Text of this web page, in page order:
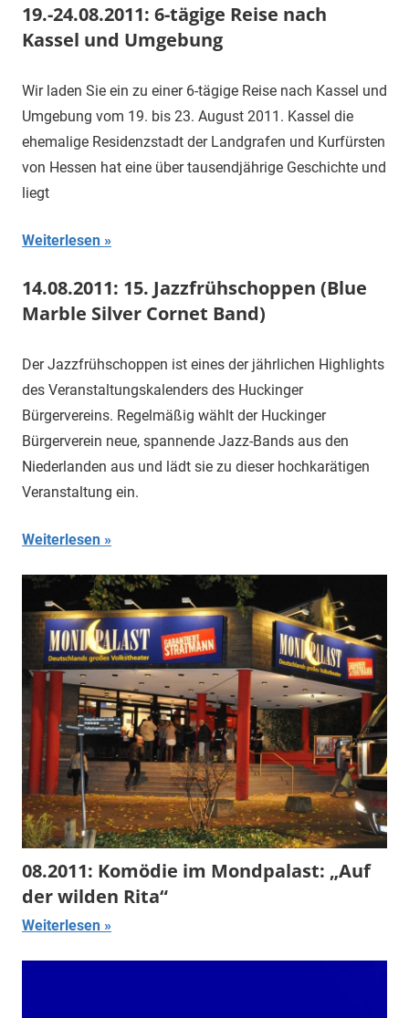
19.-24.08.2011: 6-tägige Reise nach
Kassel und Umgebung
Wir laden Sie ein zu einer 6-tägige Reise nach Kassel und
Umgebung vom 19. bis 23. August 2011. Kassel die
ehemalige Residenzstadt der Landgrafen und Kurfürsten
von Hessen hat eine über tausendjährige Geschichte und
liegt
Weiterlesen
14.08.2011: 15. Jazzfrühschoppen (Blue
Marble Silver Cornet Band)
Der Jazzfrühschoppen ist eines der jährlichen Highlights
des Veranstaltungskalenders des Huckinger
Bürgervereins. Regelmäßig wählt der Huckinger
Bürgerverein neue, spannende Jazz-Bands aus den
Niederlanden aus und lädt sie zu dieser hochkarätigen
Veranstaltung ein.
Weiterlesen
08.2011: Komödie im Mondpalast: „Auf
der wilden Rita“
Weiterlesen